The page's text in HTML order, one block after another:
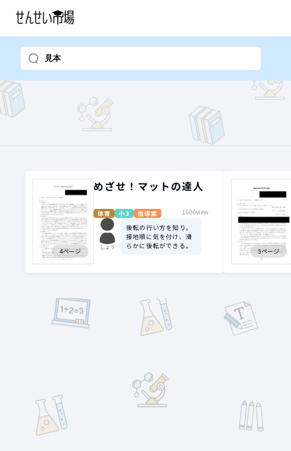
4ページ
めざせ！マットの達人
体育 小3 指導案 1600view
しょう
後転の行い方を知り，
接地順に気を付け、滑
らかに後転ができる。
5ページ